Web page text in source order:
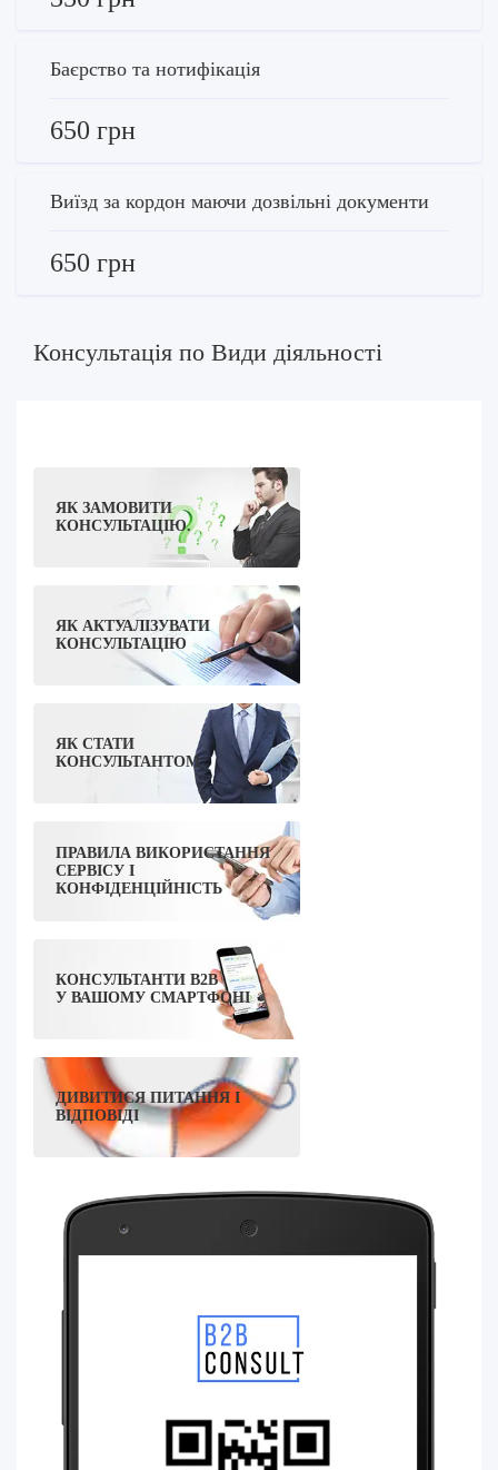
ЯК ЗАМОВИТИ
КОНСУЛЬТАЦІЮ.
ЯК АКТУАЛІЗУВАТИ
КОНСУЛЬТАЦІЮ
ЯК СТАТИ
КОНСУЛЬТАНТОМ
ПРАВИЛА ВИКОРИСТАННЯ
СЕРВІСУ І
КОНФІДЕНЦІЙНІСТЬ
КОНСУЛЬТАНТИ B2B
У ВАШОМУ СМАРТФОНІ
ДИВИТИСЯ ПИТАННЯ І
ВІДПОВІДІ
Баєрство та нотифікація
650 грн
Виїзд за кордон маючи дозвільні документи
650 грн
Консультація по Види діяльності